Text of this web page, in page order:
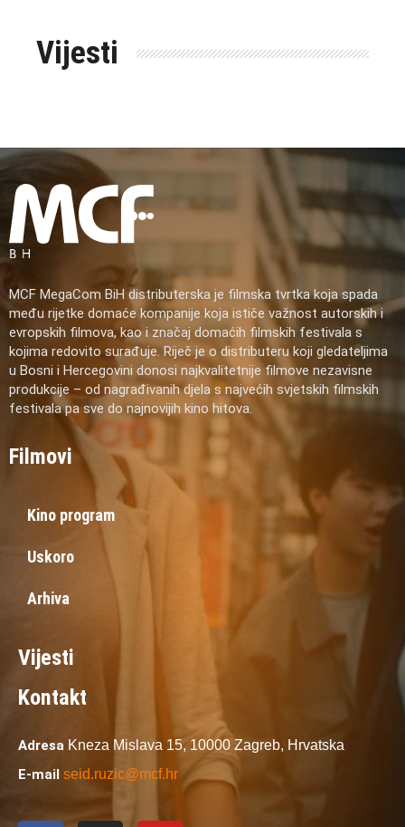
Vijesti
MCF MegaCom BiH distributerska je filmska tvrtka koja spada
među rijetke domaće kompanije koja ističe važnost autorskih i
evropskih filmova, kao i značaj domaćih filmskih festivala s
kojima redovito surađuje. Riječ je o distributeru koji gledateljima
u Bosni i Hercegovini donosi najkvalitetnije filmove nezavisne
produkcije – od nagrađivanih djela s najvećih svjetskih filmskih
festivala pa sve do najnovijih kino hitova.
Filmovi
Kino program
Uskoro
Arhiva
Vijesti
Kontakt
Adresa Kneza Mislava 15, 10000 Zagreb, Hrvatska
E-mail seid.ruzic@mcf.hr